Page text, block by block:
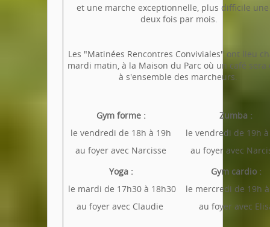
et une marche exceptionnelle, plus difficile
deux fois par mois.
Les "Matinées Rencontres Conviviales" ont lieu
mardi matin, à la Maison du Parc où un café sera
à s'ensemble des marcheurs.
Gym forme :
le vendredi de 18h à 19h
au foyer avec Narcisse
Zumba :
le vendredi de 19h
au foyer avec
Yoga :
le mardi de 17h30 à 18h30
au foyer avec Claudie
Gym cardio :
le mercredi de 19h
au foyer avec